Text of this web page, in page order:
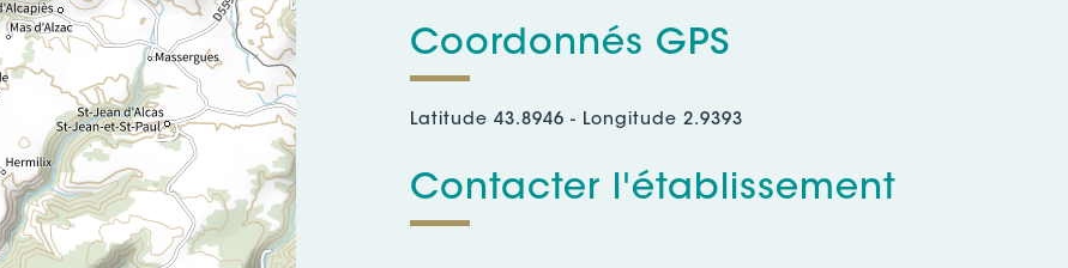
Coordonnés GPS
Latitude 43.8946 - Longitude 2.9393
Contacter l'établissement